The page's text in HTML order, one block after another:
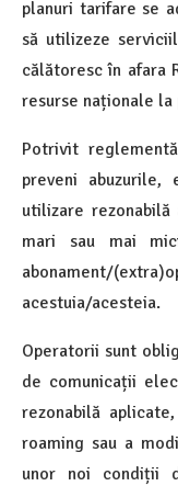
planuri tarifare se
să utilizeze
călătoresc în afara
resurse naționale
Potrivit
preveni
utilizare
mari sau mai
abonament/
acestuia/acesteia.
Operatorii sunt
de comunicații
rezonabilă
roaming sau a
unor noi condiții